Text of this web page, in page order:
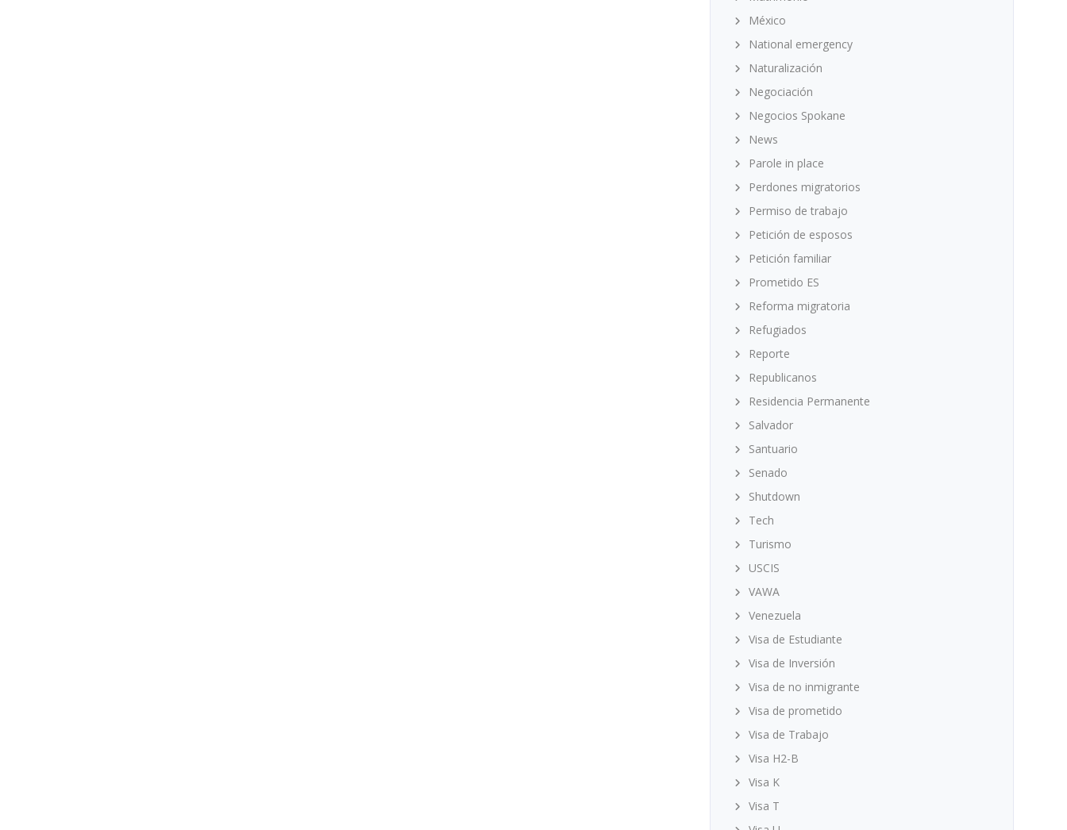
México
National emergency
Naturalización
Negociación
Negocios Spokane
News
Parole in place
Perdones migratorios
Permiso de trabajo
Petición de esposos
Petición familiar
Prometido ES
Reforma migratoria
Refugiados
Reporte
Republicanos
Residencia Permanente
Salvador
Santuario
Senado
Shutdown
Tech
Turismo
USCIS
VAWA
Venezuela
Visa de Estudiante
Visa de Inversión
Visa de no inmigrante
Visa de prometido
Visa de Trabajo
Visa H2-B
Visa K
Visa T